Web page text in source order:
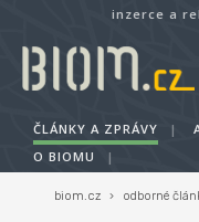
inzerce a
ČLÁNKY A ZPRÁVY |
O BIOMU
|
biom.cz › odborné